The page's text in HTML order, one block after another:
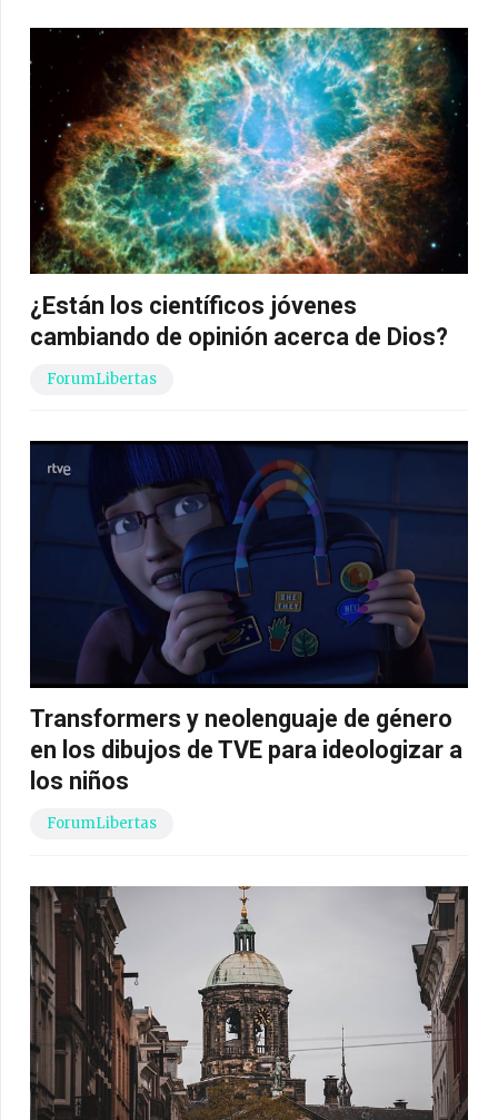
¿Están los científicos jóvenes
cambiando de opinión acerca de Dios?
ForumLibertas
Transformers y neolenguaje de género
en los dibujos de TVE para ideologizar a
los niños
ForumLibertas